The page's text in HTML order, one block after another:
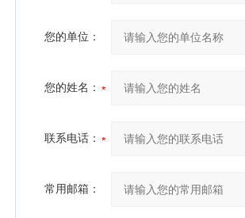
您的单位：
您的姓名：
联系电话：
常用邮箱：